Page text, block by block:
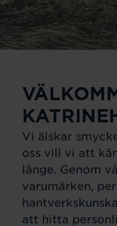
Vi älskar
oss vill vi att
länge. Genom
varumärken,
att hitta